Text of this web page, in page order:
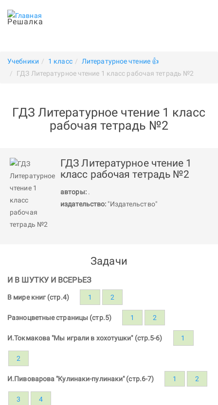
Решалка
Учебники 1 класс
Литературное чтение 👍
ГДЗ Литературное чтение 1 класс рабочая тетрадь №2
ГДЗ Литературное чтение 1 класс
рабочая тетрадь №2
ГДЗ Литературное чтение 1
класс рабочая тетрадь №2
авторы: .
издательство: "Издательство"
Задачи
И В ШУТКУ И ВСЕРЬЕЗ
В мире книг (стр.4) 1 2
Разноцветные страницы (стр.5) 1 2
И.Токмакова "Мы играли в хохотушки" (стр.5-6) 1
2
И.Пивоварова "Кулинаки-пулинаки" (стр.6-7) 1 2
3 4